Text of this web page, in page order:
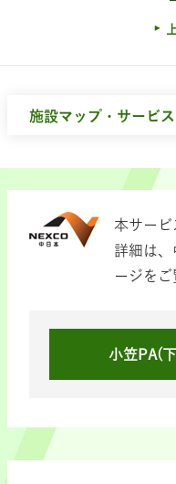
施設マップ・サービ
本サー
詳細は
ージをご
小笠PA(